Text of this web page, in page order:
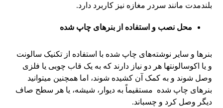
بلندمدت مانند سردر مغازه نیز کاربرد دارد.
محل نصب و استفاده از بنرهای چاپ شده
بنرها و سایر نوشته‌های چاپ شده با استفاده از تکنیک سالونت
و یا اکوسالونتها هر دو نیاز دارند که به یک قاب چوبی یا فلزی
وصل شوند و به کمک آن کشیده شوند، اما همچنین میتوانید
بنرهای چاپ شده مستقیماً به دیوار، شیشه، یا هر سطح صاف
دیگر وصل کرد و چسباند.